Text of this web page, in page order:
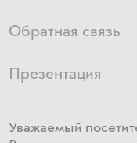
Обратная связь
Презентация
Уважаемый